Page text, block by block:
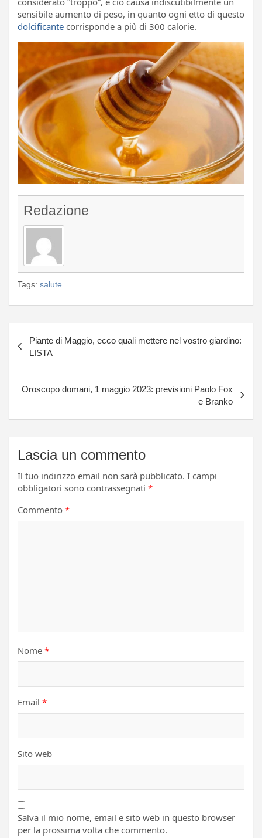
sensibile aumento di peso, in quanto ogni etto di questo
dolcificante corrisponde a più di 300 calorie.
Redazione
Tags: salute
articoli
Piante di Maggio, ecco quali mettere nel vostro giardino:
LISTA
Oroscopo domani, 1 maggio 2023: previsioni Paolo Fox
e Branko
Lascia un commento
Il tuo indirizzo email non sarà pubblicato. I campi
obbligatori sono contrassegnati *
Commento *
Nome *
Email *
Sito web
Salva il mio nome, email e sito web in questo browser
per la prossima volta che commento.